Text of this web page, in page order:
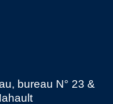
bureau N° 23 &